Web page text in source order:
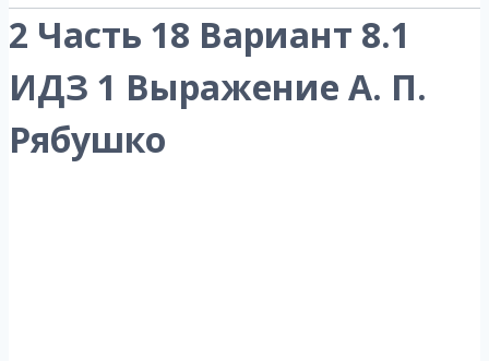
2 Часть 18 Вариант 8.1
ИДЗ 1 Выражение А. П.
Рябушко